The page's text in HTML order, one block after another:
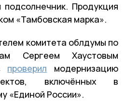
Продукция
«Тамбовская марка».
комитета облдумы по
Сергеем Хаустовым
проверил модернизацию
включённых в
«Единой России».